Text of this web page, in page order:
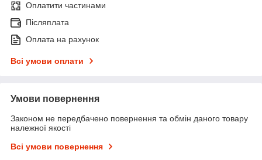
Оплатити частинами
Післяплата
Оплата на рахунок
Всі умови оплати
Умови повернення
Законом не передбачено повернення та обмін даного товару
належної якості
Всі умови повернення